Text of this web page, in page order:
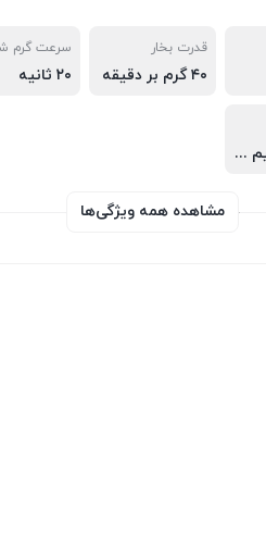
قدرت بخار
۴۰ گرم بر دقیقه
سرعت گرم
۲۰ ثانیه
قابلیت تنظیم بخار تا دوحالت، قابل اتوکشی بصورت عمودی و افقی، مناسب برای اتوکشی هرنوع پارچه
مشاهده همه ویژگی‌ها